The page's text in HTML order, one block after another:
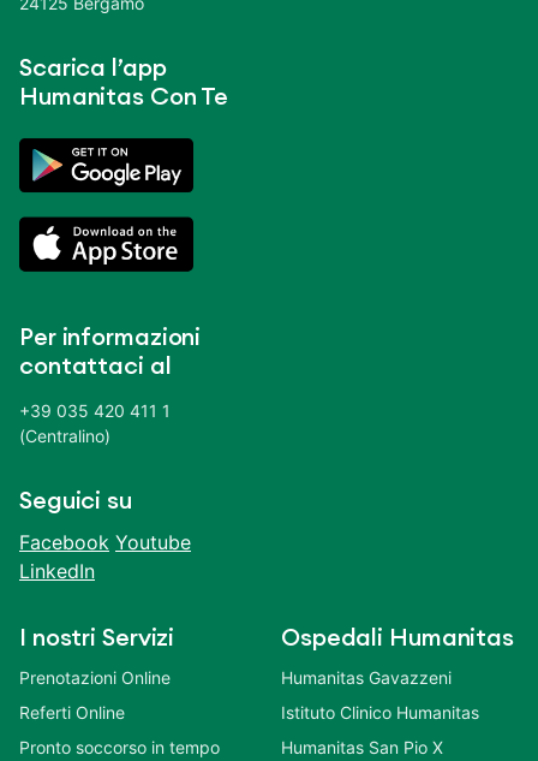
Scarica l’app
Humanitas Con Te
Per informazioni
contattaci al
+39 035 420 411 1
(Centralino)
Seguici su
Facebook Youtube
LinkedIn
I nostri Servizi
Prenotazioni Online
Referti Online
Pronto soccorso in tempo
Ospedali Humanitas
Humanitas Gavazzeni
Istituto Clinico Humanitas
Humanitas San Pio X